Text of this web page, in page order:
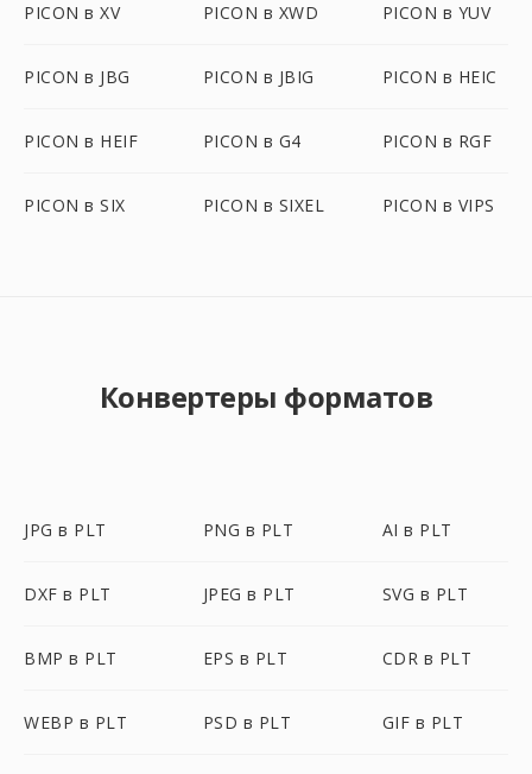
PICON в XV PICON в XWD PICON в YUV
PICON в JBG PICON в JBIG PICON в HEIC
PICON в HEIF PICON в G4 PICON в RGF
PICON в SIX PICON в SIXEL PICON в VIPS
Конвертеры форматов
JPG в PLT PNG в PLT AI в PLT
DXF в PLT JPEG в PLT SVG в PLT
BMP в PLT EPS в PLT CDR в PLT
WEBP в PLT PSD в PLT GIF в PLT